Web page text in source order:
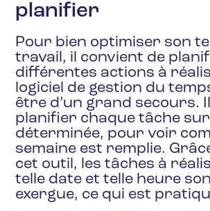
planifier
Pour bien optimiser son
travail, il convient de
différentes actions à
logiciel de gestion du
être d’un grand secours.
planifier chaque tâche
déterminée, pour voir
semaine est remplie.
cet outil, les tâches à
telle date et telle heure
exergue, ce qui est